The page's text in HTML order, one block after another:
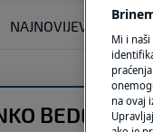
NAJNOVIJEVIJESTI
BEDE
Mi i
na ovaj